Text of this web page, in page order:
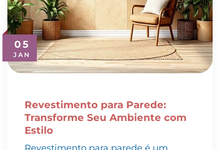
05
JAN
Revestimento para Parede:
Transforme Seu Ambiente com
Estilo